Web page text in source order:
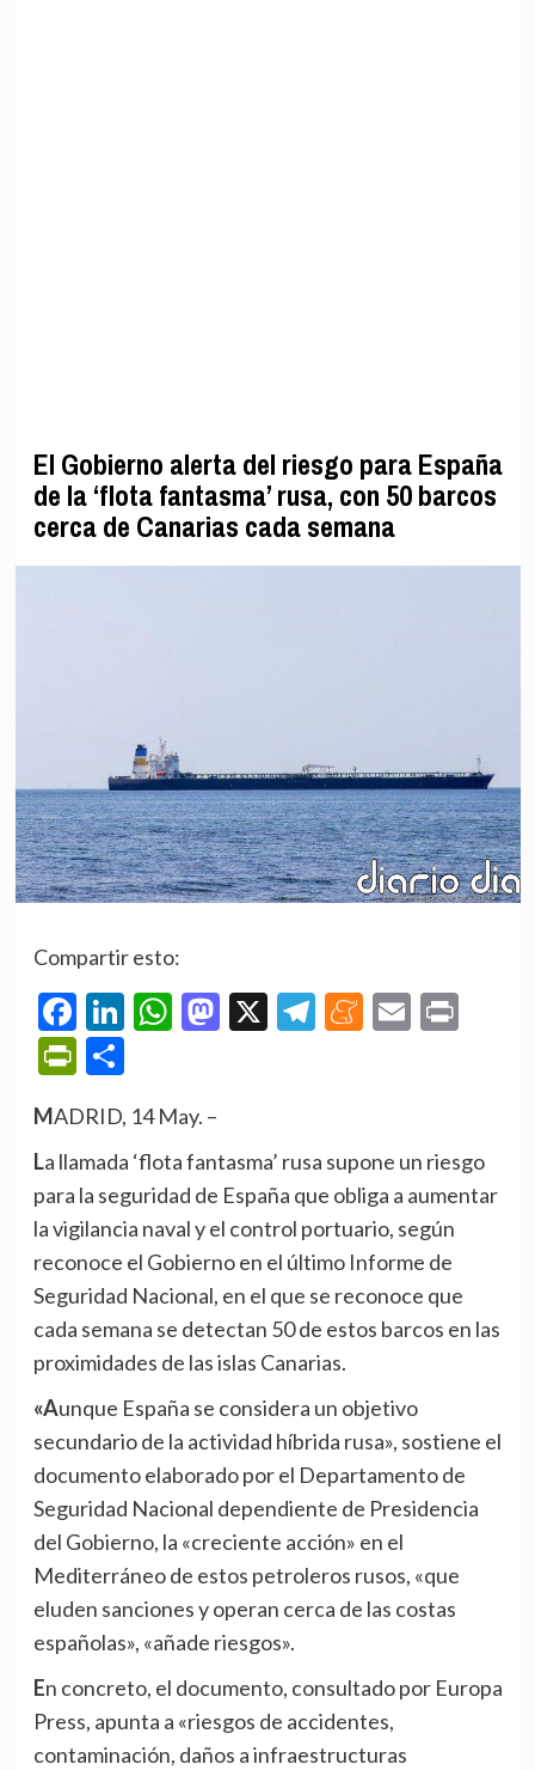
El Gobierno alerta del riesgo para España
de la ‘flota fantasma’ rusa, con 50 barcos
cerca de Canarias cada semana
Compartir esto:
Facebook
LinkedIn
WhatsApp
Mastodon
X Telegram
Meneame
Email
PrintFriendly
Compartir
MADRID, 14 May. –
La llamada ‘flota fantasma’ rusa supone un riesgo
para la seguridad de España que obliga a aumentar
la vigilancia naval y el control portuario, según
reconoce el Gobierno en el último Informe de
Seguridad Nacional, en el que se reconoce que
cada semana se detectan 50 de estos barcos en las
proximidades de las islas Canarias.
«Aunque España se considera un objetivo
secundario de la actividad híbrida rusa», sostiene el
documento elaborado por el Departamento de
Seguridad Nacional dependiente de Presidencia
del Gobierno, la «creciente acción» en el
Mediterráneo de estos petroleros rusos, «que
eluden sanciones y operan cerca de las costas
españolas», «añade riesgos».
En concreto, el documento, consultado por Europa
Press, apunta a «riesgos de accidentes,
contaminación, daños a infraestructuras